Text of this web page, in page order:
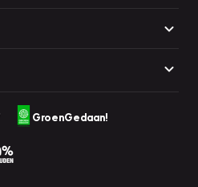
GroenGedaan!